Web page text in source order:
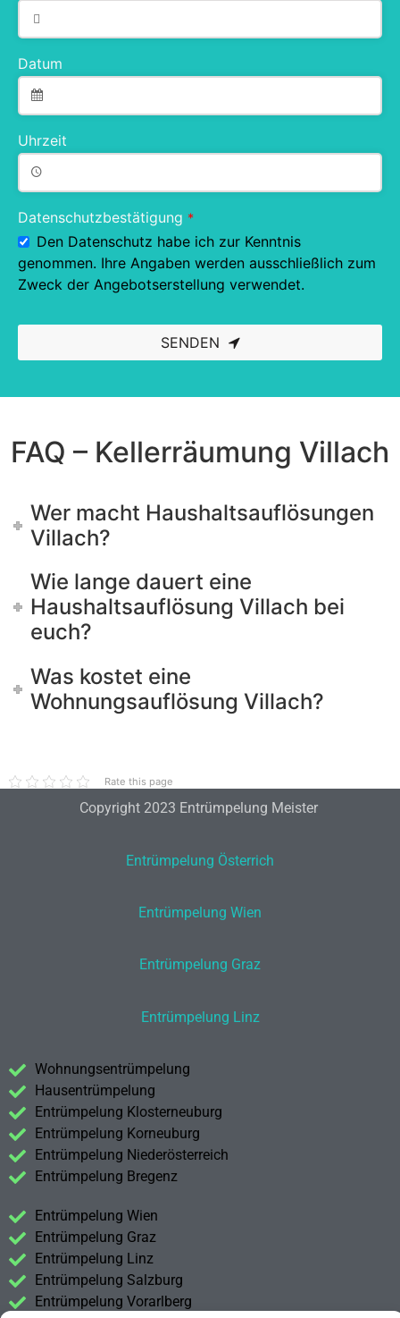
Datum
Uhrzeit
Datenschutzbestätigung *
Den Datenschutz habe ich zur Kenntnis
genommen. Ihre Angaben werden ausschließlich zum
Zweck der Angebotserstellung verwendet.
SENDEN
should
FAQ – Kellerräumung Villach
Wer macht Haushaltsauflösungen
Villach?
Wie lange dauert eine
Haushaltsauflösung Villach bei
euch?
Was kostet eine
Wohnungsauflösung Villach?
Rate this page
Copyright 2023 Entrümpelung Meister
Entrümpelung Österrich
Entrümpelung Wien
Entrümpelung Graz
Entrümpelung Linz
Wohnungsentrümpelung
Hausentrümpelung
Entrümpelung Klosterneuburg
Entrümpelung Korneuburg
Entrümpelung Niederösterreich
Entrümpelung Bregenz
Entrümpelung Wien
Entrümpelung Graz
Entrümpelung Linz
Entrümpelung Salzburg
Entrümpelung Vorarlberg